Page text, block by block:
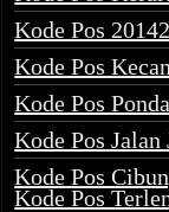
Kode Pos 20142
Kode Pos
Kode Pos
Kode Pos
Kode Pos
Kode Pos